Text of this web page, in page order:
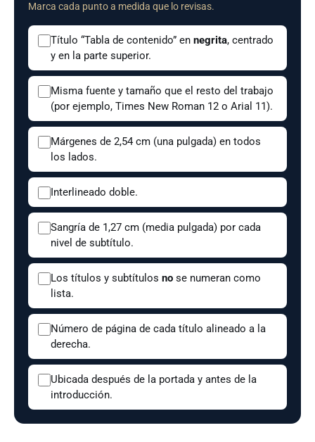
Marca cada punto a medida que lo revisas.
Título “Tabla de contenido” en negrita, centrado
y en la parte superior.
Misma fuente y tamaño que el resto del trabajo
(por ejemplo, Times New Roman 12 o Arial 11).
Márgenes de 2,54 cm (una pulgada) en todos
los lados.
Interlineado doble.
Sangría de 1,27 cm (media pulgada) por cada
nivel de subtítulo.
Los títulos y subtítulos no se numeran como
lista.
Número de página de cada título alineado a la
derecha.
Ubicada después de la portada y antes de la
introducción.